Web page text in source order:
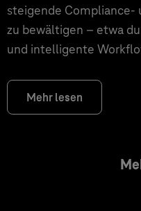
steigende Compliance-
zu bewältigen – etwa
und intelligente
Mehr lesen